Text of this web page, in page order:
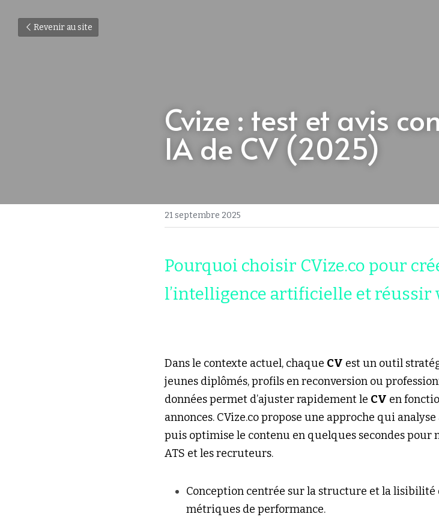
Revenir au site
Cvize : test et avis
IA de CV (2025)
21 septembre 2025
Pourquoi choisir CVize.co pour
l’intelligence artificielle et réussir
Dans le contexte actuel, chaque CV est un outil
jeunes diplômés, profils en reconversion ou
données permet d’ajuster rapidement le CV en
annonces. CVize.co propose une approche qui
puis optimise le contenu en quelques secondes
ATS et les recruteurs.
Conception centrée sur la structure et la lisibilité
métriques de performance.